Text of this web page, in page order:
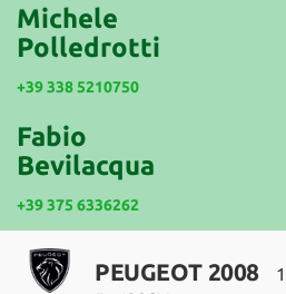
NEWS
Michele
Polledrotti
+39 338 5210750
Fabio
Bevilacqua
+39 375 6336262
PEUGEOT 2008
tracciamento
che
adottiamo
offrire
funzionalità
e
le
attività
di
seguito